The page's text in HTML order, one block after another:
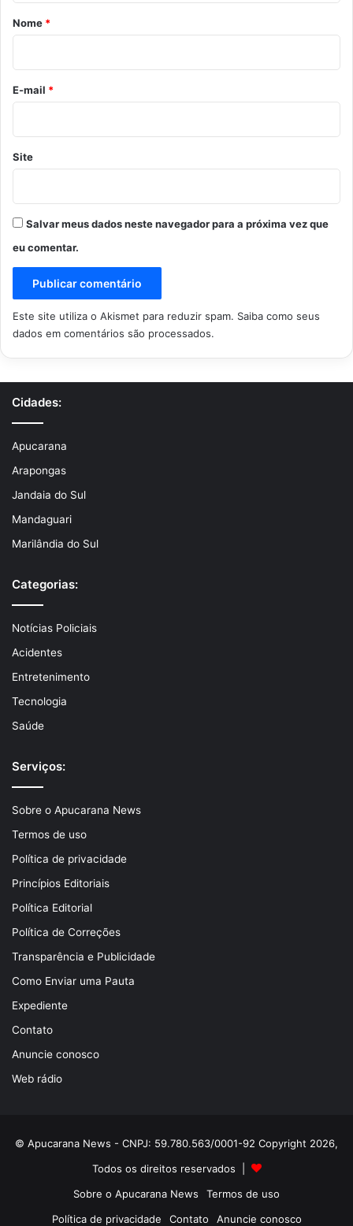
r
o
*
Nome *
E-mail *
Site
Salvar meus dados neste navegador para a próxima vez que
eu comentar.
Este site utiliza o Akismet para reduzir spam. Saiba como seus
dados em comentários são processados.
Cidades:
Apucarana
Arapongas
Jandaia do Sul
Mandaguari
Marilândia do Sul
Categorias:
Notícias Policiais
Acidentes
Entretenimento
Tecnologia
Saúde
Serviços:
Sobre o Apucarana News
Termos de uso
Política de privacidade
Princípios Editoriais
Política Editorial
Política de Correções
Transparência e Publicidade
Como Enviar uma Pauta
Expediente
Contato
Anuncie conosco
Web rádio
© Apucarana News - CNPJ: 59.780.563/0001-92 Copyright 2026,
Todos os direitos reservados |
Sobre o Apucarana News
Termos de uso
Política de privacidade
Contato Anuncie conosco